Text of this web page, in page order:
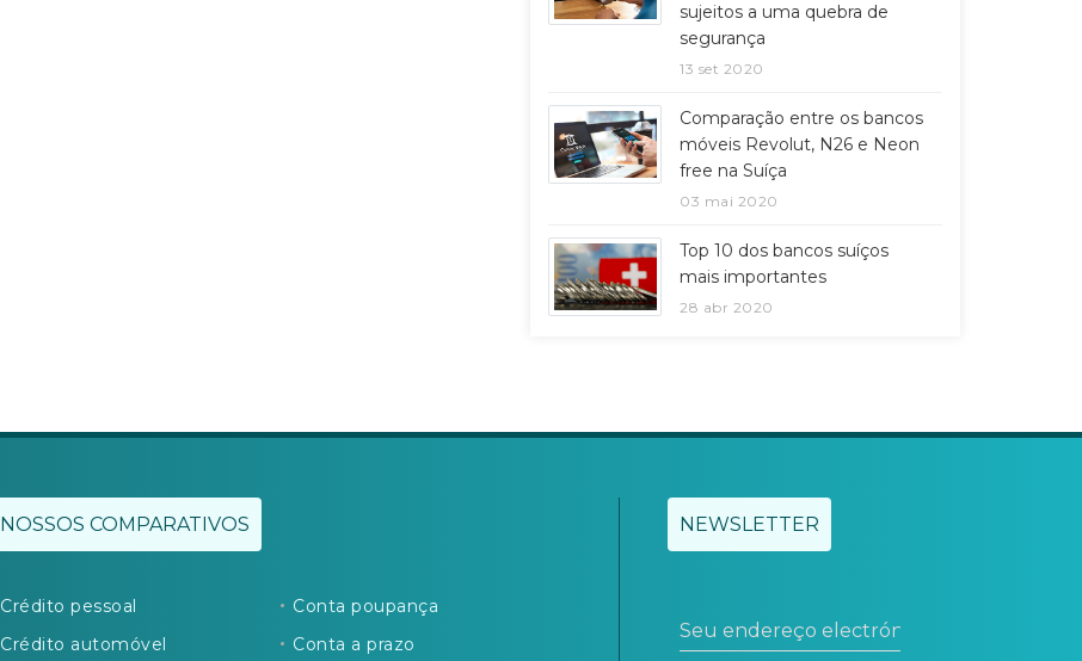
sujeitos a uma quebra de
segurança
13 set 2020
Comparação entre os bancos
móveis Revolut, N26 e Neon
free na Suíça
03 mai 2020
Top 10 dos bancos suíços
mais importantes
28 abr 2020
NOSSOS COMPARATIVOS
Crédito pessoal
Crédito automóvel
Conta poupança
Conta a prazo
NEWSLETTER
Seu endereço electrónico